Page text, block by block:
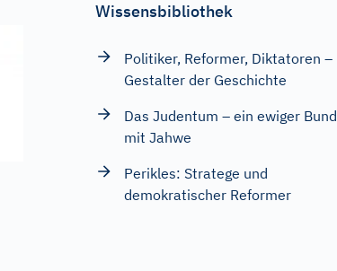
Wissensbibliothek
Politiker, Reformer, Diktatoren –
Gestalter der Geschichte
Das Judentum – ein ewiger Bund
mit Jahwe
Perikles: Stratege und
demokratischer Reformer